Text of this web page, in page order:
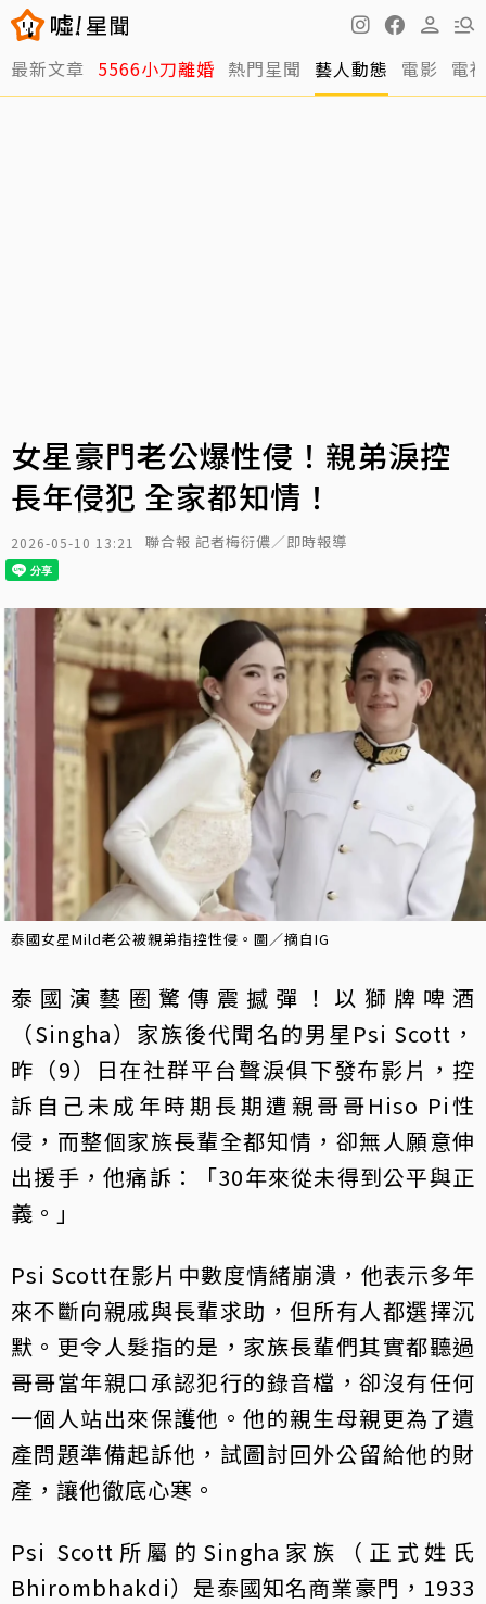
最新文章 5566小刀離婚 熱門星聞 藝人動態 電影 電
女星豪門老公爆性侵！親弟淚控
長年侵犯 全家都知情！
2026-05-10 13:21 聯合報 記者梅衍儂／即時報導
泰國女星Mild老公被親弟指控性侵。圖／摘自IG
泰國演藝圈驚傳震撼彈！以獅牌啤酒
（Singha）家族後代聞名的男星Psi Scott，
昨（9）日在社群平台聲淚俱下發布影片，控
訴自己未成年時期長期遭親哥哥Hiso Pi性
侵，而整個家族長輩全都知情，卻無人願意伸
出援手，他痛訴：「30年來從未得到公平與正
義。」
Psi Scott在影片中數度情緒崩潰，他表示多年
來不斷向親戚與長輩求助，但所有人都選擇沉
默。更令人髮指的是，家族長輩們其實都聽過
哥哥當年親口承認犯行的錄音檔，卻沒有任何
一個人站出來保護他。他的親生母親更為了遺
產問題準備起訴他，試圖討回外公留給他的財
產，讓他徹底心寒。
Psi Scott所屬的Singha家族（正式姓氏
Bhirombhakdi）是泰國知名商業豪門，1933